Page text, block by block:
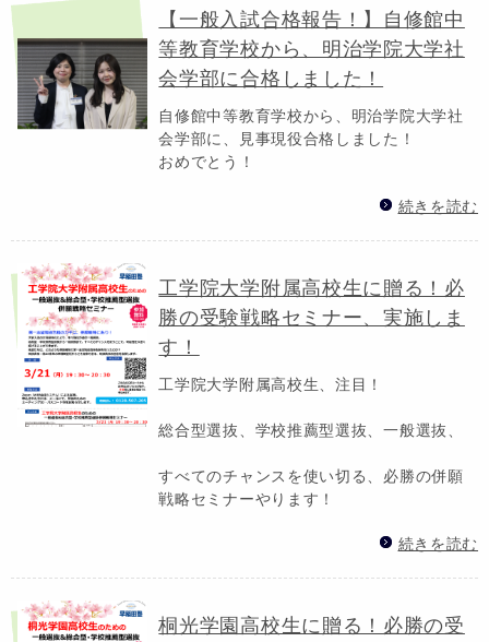
【一般入試合格報告！】自修館中
等教育学校から、明治学院大学社
会学部に合格しました！
自修館中等教育学校から、明治学院大学社
会学部に、見事現役合格しました！
おめでとう！
続きを読む
工学院大学附属高校生に贈る！必
勝の受験戦略セミナー、実施しま
す！
工学院大学附属高校生、注目！
総合型選抜、学校推薦型選抜、一般選抜、
すべてのチャンスを使い切る、必勝の併願
戦略セミナーやります！
続きを読む
桐光学園高校生に贈る！必勝の受